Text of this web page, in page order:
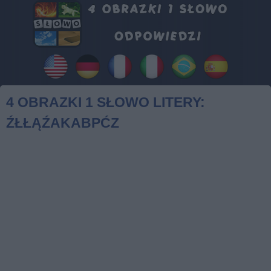
4 OBRAZKI 1 SŁOWO LITERY:
ŹŁŁĄŹAKABPĆZ